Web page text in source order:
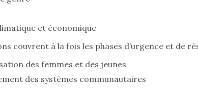
et économique
couvrent à la fois les phases d’urgence et de
des femmes et des jeunes
des systèmes communautaires